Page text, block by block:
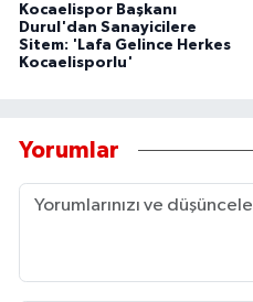
Kocaelispor Başkanı
Durul'dan Sanayicilere
Sitem: 'Lafa Gelince Herkes
Kocaelisporlu'
Yorumlar